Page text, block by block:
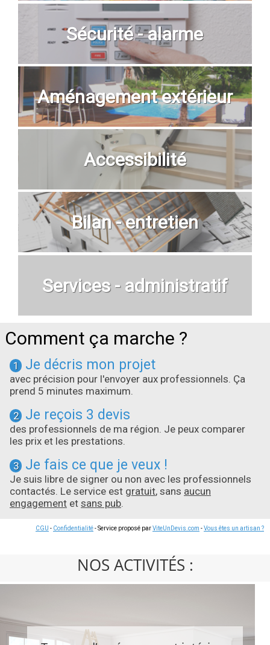
Sécurité - alarme
Aménagement extérieur
Accessibilité
Bilan - entretien
Services - administratif
Comment ça marche ?
1 Je décris mon projet
avec précision pour l'envoyer aux professionnels. Ça
prend 5 minutes maximum.
2 Je reçois 3 devis
des professionnels de ma région. Je peux comparer
les prix et les prestations.
3 Je fais ce que je veux !
Je suis libre de signer ou non avec les professionnels
contactés. Le service est gratuit, sans aucun
engagement et sans pub.
CGU - Confidentialité- Service proposé parViteUnDevis.com -Vous êtes un artisan ?
NOS ACTIVITÉS :